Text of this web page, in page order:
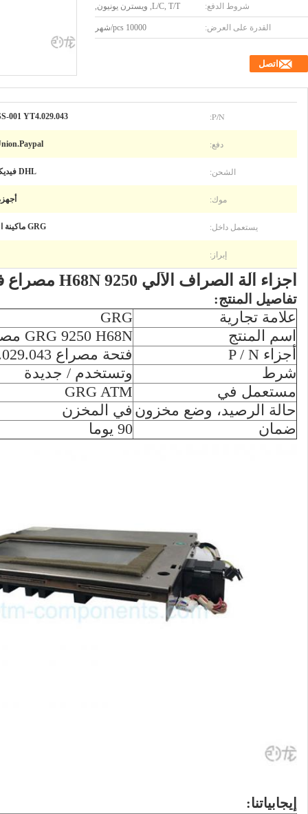
شروط الدفع: L/C, T/T, ويسترن يونيون,
القدرة على العرض: 10000 pcs/شهر
اتصل
P/N:
001 YT4.029.043
دفع:
الشحن: DHL فيديكس up TNT
موك:
يستعمل داخل: GRG ماكينة الصراف الآلي
إبراز:
أجزاء آلة الصراف الآلي 9250 H68N مصراع فتحة CRM9250-SS-001 YT4.029.043
تفاصيل المنتج:
علامة تجارية
GRG
اسم المنتج
GRG 9250 H68N مصراع فتحة
أجزاء P / N
فتحة مصراع CRM9250-SS-001 YT4.029.043
شرط
وتستخدم / جديدة
مستعمل في
GRG ATM
حالة الرصيد، وضع مخزون في المخزن
ضمان
90 يوما
إيجابياتنا: